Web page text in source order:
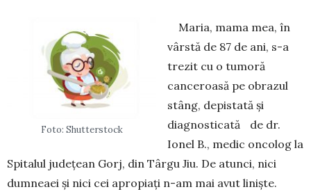
Foto: Shutterstock
Maria, mama mea, în
vârstă de 87 de ani, s-a
trezit cu o tumoră
cance­roasă pe obrazul
stâng, depistată şi
diagnosticată de dr.
Ionel B., me­dic oncolog la
Spitalul judeţean Gorj, din Târgu Jiu. De atunci, nici
dumneaei şi nici cei apro­piaţi n-am mai avut linişte.